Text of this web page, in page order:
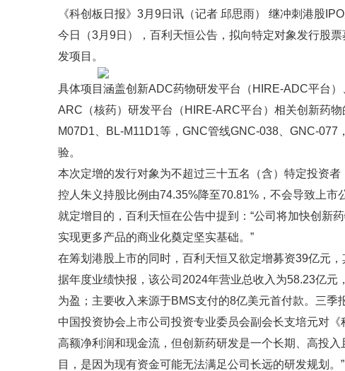
《科创板日报》3月9日讯（记者 邱思雨） 继冲刺港股
今日（3月9日），百利天恒公告，拟向特定对象发行股
发项目。
具体项目涵盖创新ADC药物研发平台（HIRE-ADC平台
ARC（核药）研发平台（HIRE-ARC平台）相关创新药
M07D1、BL-M11D1等，GNC管线GNC-038、GNC-
验。
本次定增的发行对象为不超过三十五名（含）特定投资
控人朱义持股比例由74.35%降至70.81%，不会导致上市
就定增目的，百利天恒在公告中提到：“公司将加快创新
实现更多产品的商业化奠定坚实基础。”
在筹划港股上市的同时，百利天恒又欲定增募资39亿元，
据年度业绩快报，该公司2024年营业总收入为58.23亿
为盈；主要收入来源于BMS支付的8亿美元首付款。三季
中国投资协会上市公司投资专业委员会副会长支培元对
高额净利润和现金流，但创新药研发是一个长期、高投
目，是因为现有资金可能无法满足公司长远的研发规划。”